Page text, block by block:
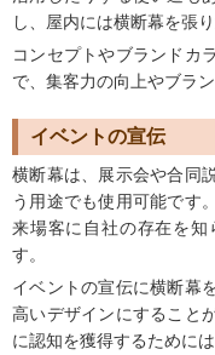
し、屋内には横断幕を張
コンセプトやブランドカ
で、集客力の向上やブラ
イベントの宣伝
横断幕は、展示会や合同
う用途でも使用可能です
来場客に自社の存在を知
す。
イベントの宣伝に横断幕
高いデザインにすること
に認知を獲得するために